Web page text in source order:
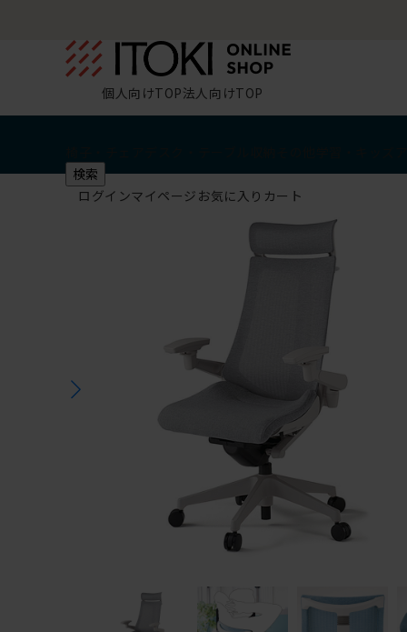
個人向けTOP法人向けTOP
検索
ログインマイページ お気に入り カート